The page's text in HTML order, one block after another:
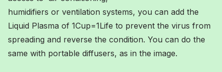
humidifiers or ventilation systems, you can add the
Liquid Plasma of 1Cup=1Life to prevent the virus from
spreading and reverse the condition. You can do the
same with portable diffusers, as in the image.